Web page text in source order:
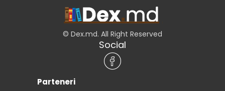
© Dex.md. All Right Reserved
Social
Parteneri